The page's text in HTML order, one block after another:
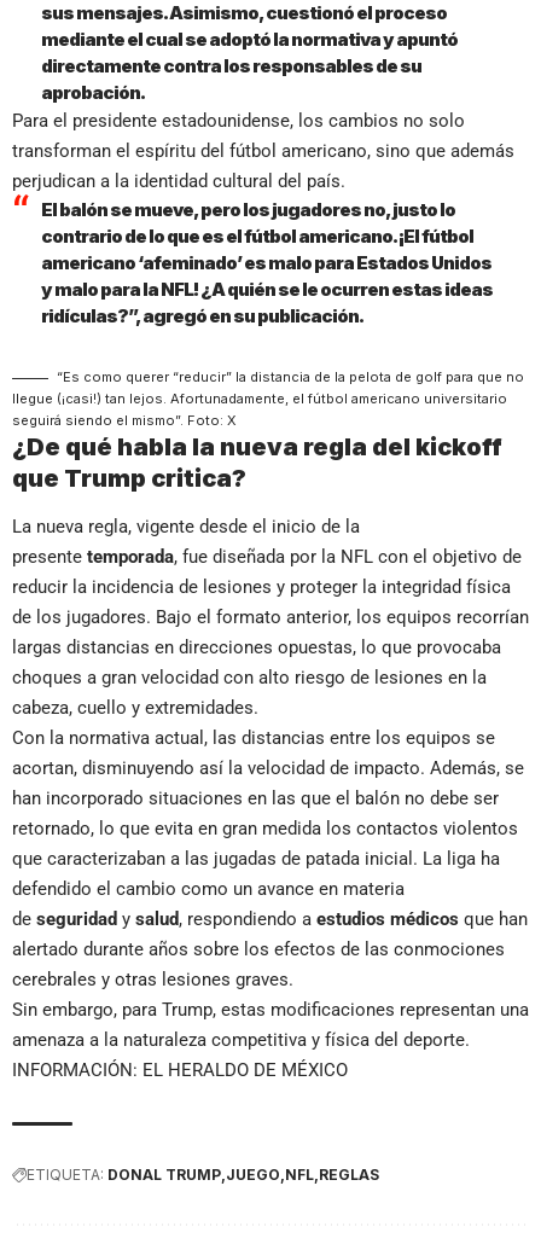
sus mensajes. Asimismo, cuestionó el proceso
mediante el cual se adoptó la normativa y apuntó
directamente contra los responsables de su
aprobación.
Para el presidente estadounidense, los cambios no solo
transforman el espíritu del fútbol americano, sino que además
perjudican a la identidad cultural del país.
El balón se mueve, pero los jugadores no, justo lo
contrario de lo que es el fútbol americano. ¡El fútbol
americano ‘afeminado’ es malo para Estados Unidos
y malo para la NFL! ¿A quién se le ocurren estas ideas
ridículas?”, agregó en su publicación.
“Es como querer “reducir” la distancia de la pelota de golf para que no
llegue (¡casi!) tan lejos. Afortunadamente, el fútbol americano universitario
seguirá siendo el mismo”. Foto: X
¿De qué habla la nueva regla del kickoff
que Trump critica?
La nueva regla, vigente desde el inicio de la
presente temporada, fue diseñada por la NFL con el objetivo de
reducir la incidencia de lesiones y proteger la integridad física
de los jugadores. Bajo el formato anterior, los equipos recorrían
largas distancias en direcciones opuestas, lo que provocaba
choques a gran velocidad con alto riesgo de lesiones en la
cabeza, cuello y extremidades.
Con la normativa actual, las distancias entre los equipos se
acortan, disminuyendo así la velocidad de impacto. Además, se
han incorporado situaciones en las que el balón no debe ser
retornado, lo que evita en gran medida los contactos violentos
que caracterizaban a las jugadas de patada inicial. La liga ha
defendido el cambio como un avance en materia
de seguridad y salud, respondiendo a estudios médicos que han
alertado durante años sobre los efectos de las conmociones
cerebrales y otras lesiones graves.
Sin embargo, para Trump, estas modificaciones representan una
amenaza a la naturaleza competitiva y física del deporte.
INFORMACIÓN: EL HERALDO DE MÉXICO
ETIQUETA: DONAL TRUMP JUEGO NFL REGLAS